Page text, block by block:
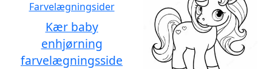
Kær baby
enhjørning
farvelægningsside